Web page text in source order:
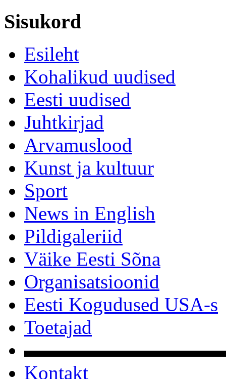
Sisukord
Esileht
Kohalikud uudised
Eesti uudised
Juhtkirjad
Arvamuslood
Kunst ja kultuur
Sport
News in English
Pildigaleriid
Väike Eesti Sõna
Organisatsioonid
Eesti Kogudused USA-s
Toetajad
Kontakt